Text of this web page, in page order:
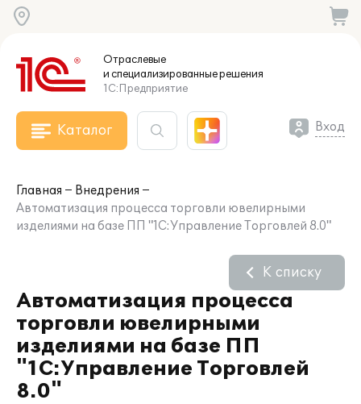
Отраслевые
и специализированныерешения
1С:Предприятие
Каталог Вход
Главная
Внедрения
Автоматизация процесса торговли ювелирными
изделиями на базе ПП "1С:Управление Торговлей 8.0"
Автоматизация процесса
торговли ювелирными
изделиями на базе ПП
"1С:Управление Торговлей
8.0"
К списку